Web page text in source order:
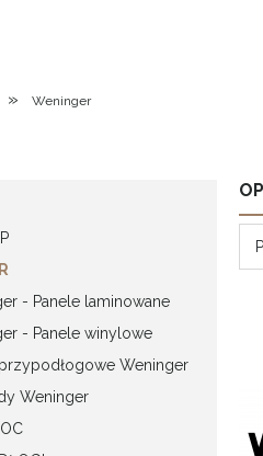
» Weninger
- Panele laminowane
- Panele winylowe
przypodłogowe Weninger
Weninger